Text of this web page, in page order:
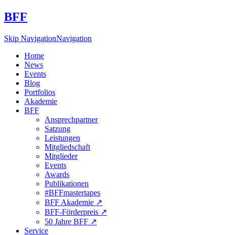
BFF
Skip NavigationNavigation
Home
News
Events
Blog
Portfolios
Akademie
BFF
Ansprechpartner
Satzung
Leistungen
Mitgliedschaft
Mitglieder
Events
Awards
Publikationen
#BFFmastertapes
BFF Akademie ↗︎
BFF-Förderpreis ↗︎
50 Jahre BFF ↗︎
Service